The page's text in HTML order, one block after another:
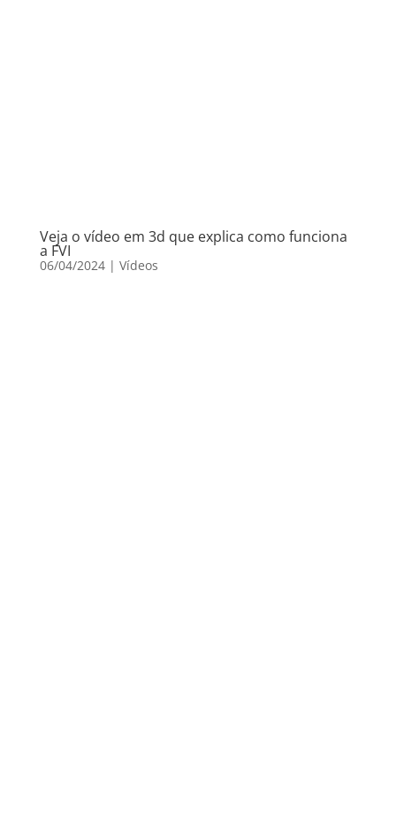
Veja o vídeo em 3d que explica como funciona
a FVI
06/04/2024| Vídeos